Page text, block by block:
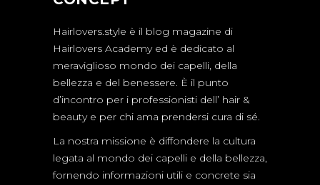
Hairlovers.style è il blog magazine di
Hairlovers Academy ed è dedicato al
meraviglioso mondo dei capelli, della
bellezza e del benessere. È il punto
d’incontro per i professionisti dell’ hair &
beauty e per chi ama prendersi cura di sé.
La nostra missione è diffondere la cultura
legata al mondo dei capelli e della bellezza,
fornendo informazioni utili e concrete sia